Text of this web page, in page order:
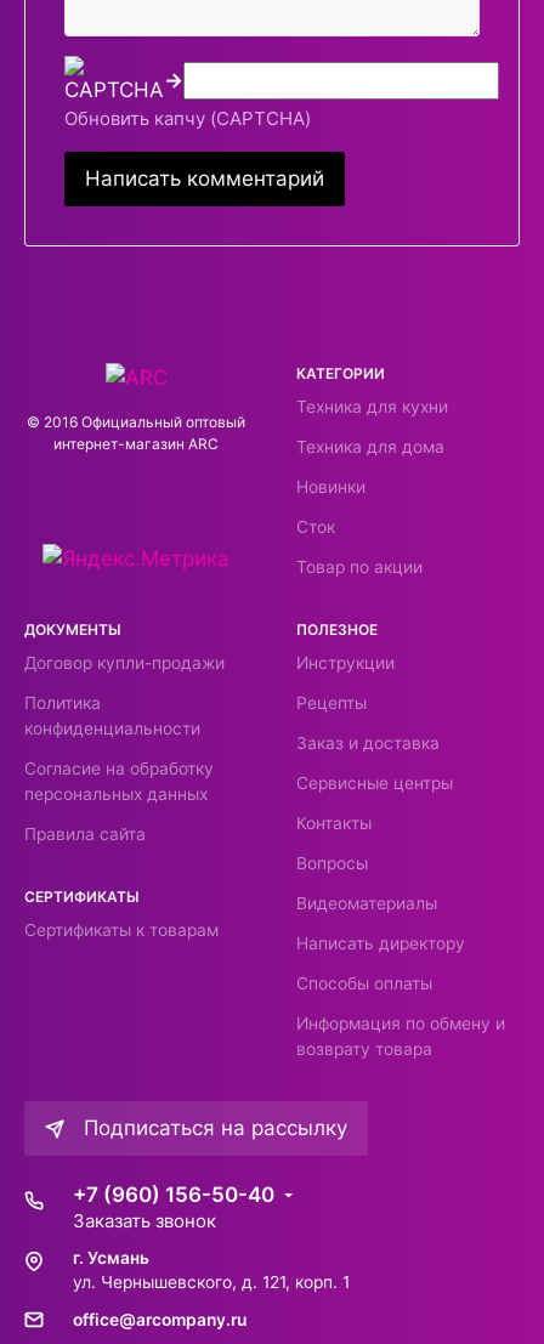
→
Обновить капчу (CAPTCHA)
© 2016 Официальный оптовый
интернeт-магазин ARC
КАТЕГОРИИ
Техника для кухни
Техника для дома
Новинки
Сток
Товар по акции
ДОКУМЕНТЫ
Договор купли-продажи
Политика
конфиденциальности
Согласие на обработку
персональных данных
Правила сайта
СЕРТИФИКАТЫ
Сертификаты к товарам
ПОЛЕЗНОЕ
Инструкции
Рецепты
Заказ и доставка
Сервисные центры
Контакты
Вопросы
Видеоматериалы
Написать директору
Способы оплаты
Информация по обмену и
возврату товара
Подписаться на рассылку
+7 (960) 156-50-40
Заказать звонок
г. Усмань
ул. Чернышевского, д. 121, корп. 1
office@arcompany.ru